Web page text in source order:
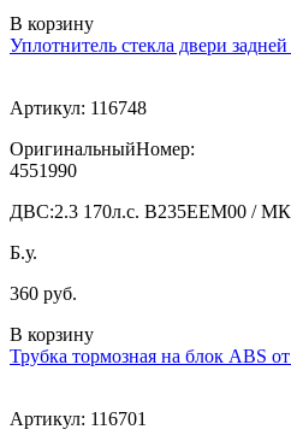
В корзину
Уплотнитель стекла двери
Артикул: 116748
ОригинальныйНомер:
4551990
ДВС:2.3 170л.с. В235ЕЕМ00 /
Б.у.
360 руб.
В корзину
Трубка тормозная на блок ABS
Артикул: 116701